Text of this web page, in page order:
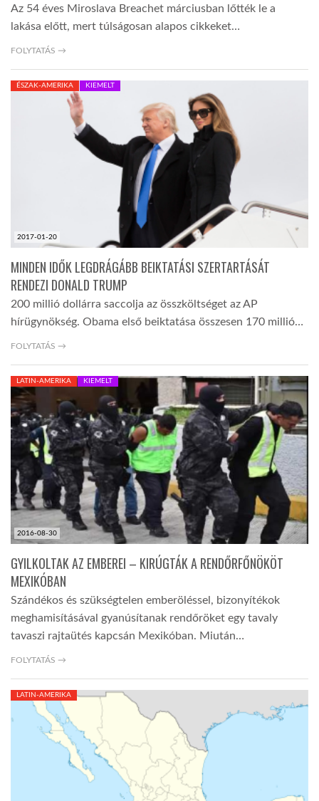
Az 54 éves Miroslava Breachet márciusban lőtték le a
lakása előtt, mert túlságosan alapos cikkeket…
FOLYTATÁS →
2017-01-20
ÉSZAK-AMERIKA KIEMELT
MINDEN IDŐK LEGDRÁGÁBB BEIKTATÁSI SZERTARTÁSÁT
RENDEZI DONALD TRUMP
200 millió dollárra saccolja az összköltséget az AP
hírügynökség. Obama első beiktatása összesen 170 millió…
FOLYTATÁS →
2016-08-30
LATIN-AMERIKA KIEMELT
GYILKOLTAK AZ EMBEREI – KIRÚGTÁK A RENDŐRFŐNÖKÖT
MEXIKÓBAN
Szándékos és szükségtelen emberöléssel, bizonyítékok
meghamisításával gyanúsítanak rendőröket egy tavaly
tavaszi rajtaütés kapcsán Mexikóban. Miután…
FOLYTATÁS →
LATIN-AMERIKA